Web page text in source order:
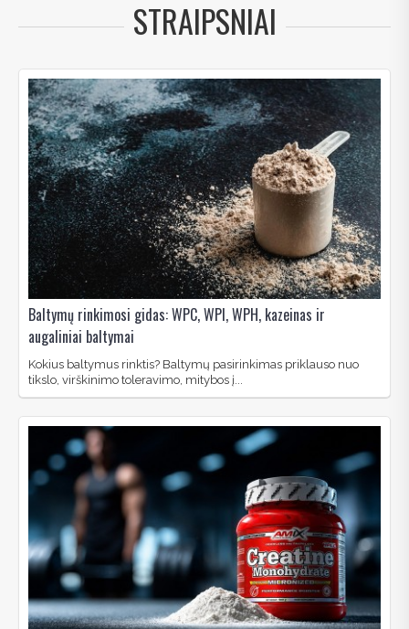
STRAIPSNIAI
Baltymų rinkimosi gidas: WPC, WPI, WPH, kazeinas ir
augaliniai baltymai
Kokius baltymus rinktis? Baltymų pasirinkimas priklauso nuo
tikslo, virškinimo toleravimo, mitybos į...